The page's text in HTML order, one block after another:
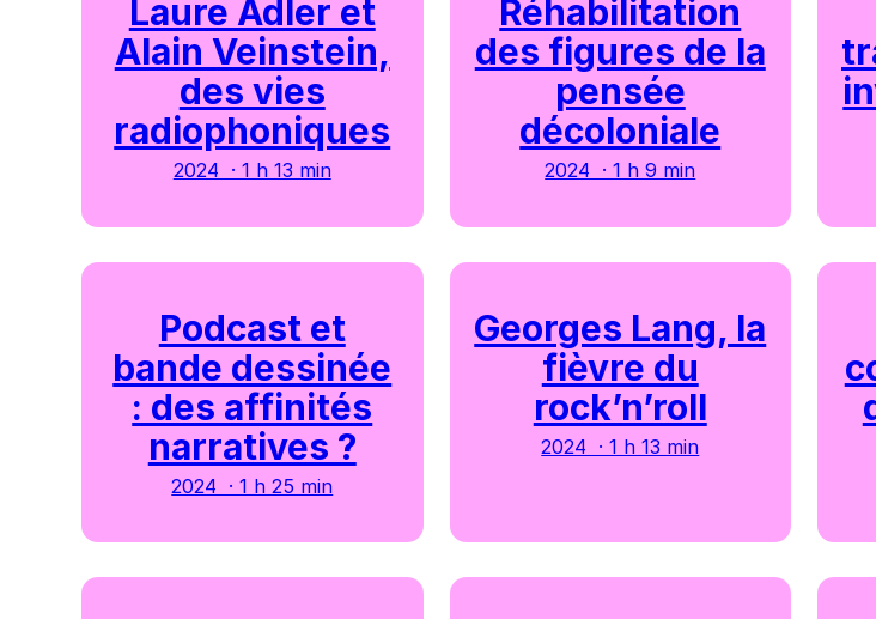
Laure Adler et
Alain Veinstein,
des vies
radiophoniques
2024 · 1 h 13 min
Réhabilitation
des figures de la
pensée
décoloniale
2024 · 1 h 9 min
Podcast et
bande dessinée
: des affinités
narratives ?
2024 · 1 h 25 min
Georges Lang, la
fièvre du
rock’n’roll
2024 · 1 h 13 min